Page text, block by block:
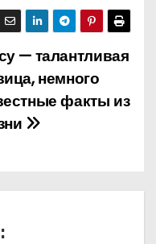
— талантливая
немного
факты из